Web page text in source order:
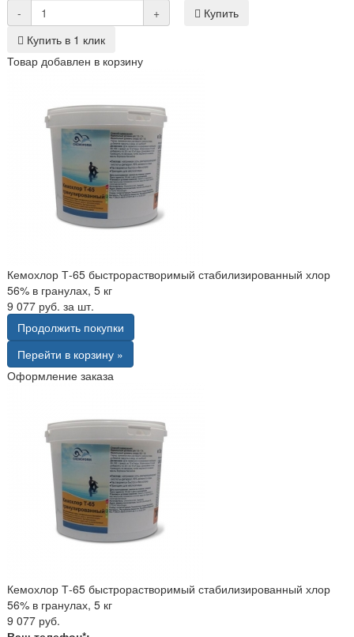
-
+
Купить
Купить в 1 клик
Товар добавлен в корзину
Кемохлор Т-65 быстрорастворимый стабилизированный хлор
56% в гранулах, 5 кг
9 077 руб. за шт.
Продолжить покупки
Перейти в корзину »
Оформление заказа
Кемохлор Т-65 быстрорастворимый стабилизированный хлор
56% в гранулах, 5 кг
9 077 руб.